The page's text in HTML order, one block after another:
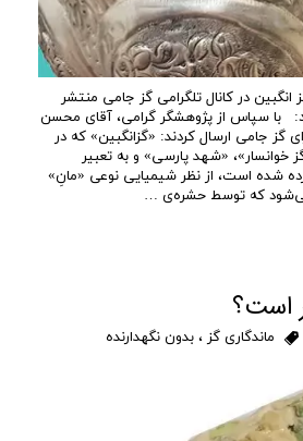
انگبین در کانال تلگرامی گز جامی منتشر
با سپاس از پژوهشگر گرامی، آقای محسن
گز جامی ارسال کردند: «گزانگبین» که در
خوانسار»، «شهد پارسی» و به تعبیر
شده است، از نظر شیمیایی نوعی «مانِ»
است؟
ماندگاری گز ، بدون نگهدارنده